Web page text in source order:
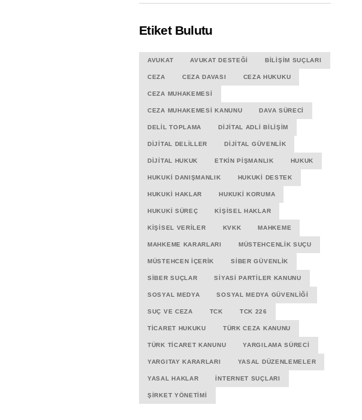
Etiket Bulutu
AVUKAT AVUKAT DESTEĞI BILIŞIM SUÇLARI
CEZA CEZA DAVASI CEZA HUKUKU
CEZA MUHAKEMESI
CEZA MUHAKEMESI KANUNU DAVA SÜRECI
DELIL TOPLAMA DIJITAL ADLI BILIŞIM
DIJITAL DELILLER DIJITAL GÜVENLIK
DIJITAL HUKUK ETKIN PIŞMANLIK HUKUK
HUKUKI DANIŞMANLIK HUKUKI DESTEK
HUKUKI HAKLAR HUKUKI KORUMA
HUKUKI SÜREÇ KIŞISEL HAKLAR
KIŞISEL VERILER KVKK MAHKEME
MAHKEME KARARLARI MÜSTEHCENLIK SUÇU
MÜSTEHCEN İÇERIK SIBER GÜVENLIK
SIBER SUÇLAR SIYASI PARTILER KANUNU
SOSYAL MEDYA SOSYAL MEDYA GÜVENLIĞI
SUÇ VE CEZA TCK TCK 226
TICARET HUKUKU TÜRK CEZA KANUNU
TÜRK TICARET KANUNU YARGILAMA SÜRECI
YARGITAY KARARLARI YASAL DÜZENLEMELER
YASAL HAKLAR İNTERNET SUÇLARI
ŞIRKET YÖNETIMI